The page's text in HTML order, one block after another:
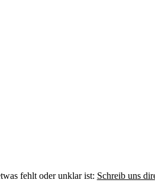
fehlt oder unklar ist: Schreib uns